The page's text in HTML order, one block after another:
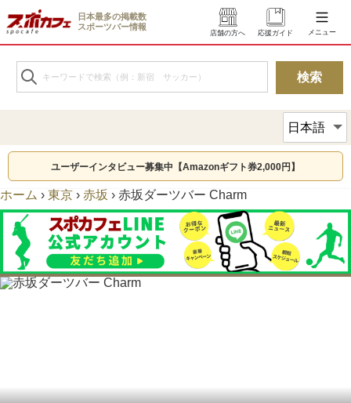
日本最多の掲載数
スポーツバー情報
店舗の方へ 応援ガイド メニュー
ユーザーインタビュー募集中【Amazonギフト券2,000円】
ホーム › 東京 › 赤坂 › 赤坂ダーツバー Charm